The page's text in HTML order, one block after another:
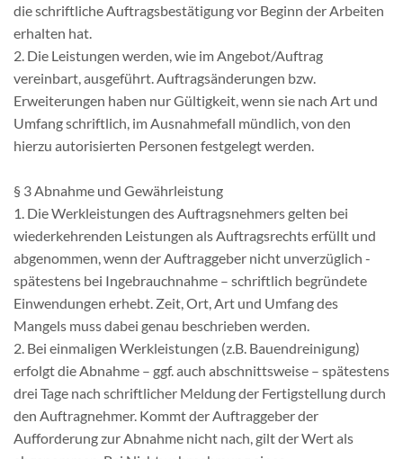
die schriftliche Auftragsbestätigung vor Beginn der Arbeiten
erhalten hat.
2. Die Leistungen werden, wie im Angebot/Auftrag
vereinbart, ausgeführt. Auftragsänderungen bzw.
Erweiterungen haben nur Gültigkeit, wenn sie nach Art und
Umfang schriftlich, im Ausnahmefall mündlich, von den
hierzu autorisierten Personen festgelegt werden.
§ 3 Abnahme und Gewährleistung
1. Die Werkleistungen des Auftragsnehmers gelten bei
wiederkehrenden Leistungen als Auftragsrechts erfüllt und
abgenommen, wenn der Auftraggeber nicht unverzüglich -
spätestens bei Ingebrauchnahme – schriftlich begründete
Einwendungen erhebt. Zeit, Ort, Art und Umfang des
Mangels muss dabei genau beschrieben werden.
2. Bei einmaligen Werkleistungen (z.B. Bauendreinigung)
erfolgt die Abnahme – ggf. auch abschnittsweise – spätestens
drei Tage nach schriftlicher Meldung der Fertigstellung durch
den Auftragnehmer. Kommt der Auftraggeber der
Aufforderung zur Abnahme nicht nach, gilt der Wert als